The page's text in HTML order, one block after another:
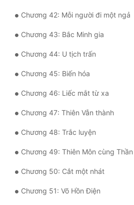
Sát Phạt Quyết Đoán
Điềm Đạm
Chương 42: Mỗi người đi một ngả
Chương 43: Bắc Minh gia
Chương 44: U tịch trấn
Chương 45: Biến hóa
Chương 46: Liếc mắt từ xa
Chương 47: Thiên Vẫn thành
Chương 48: Trắc luyện
Chương 49: Thiên Môn cùng
Chương 50: Cắt một nhát
Chương 51: Võ Hồn Điện